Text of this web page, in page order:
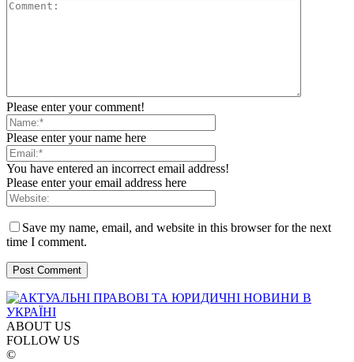
Please enter your comment!
Please enter your name here
You have entered an incorrect email address!
Please enter your email address here
Save my name, email, and website in this browser for the next
time I comment.
ABOUT US
FOLLOW US
©